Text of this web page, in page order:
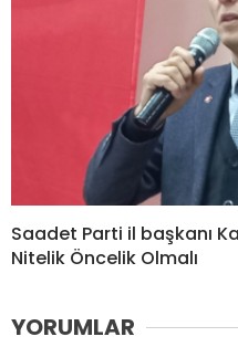
Saadet Parti il başkanı
Nitelik Öncelik Olmalı
YORUMLAR